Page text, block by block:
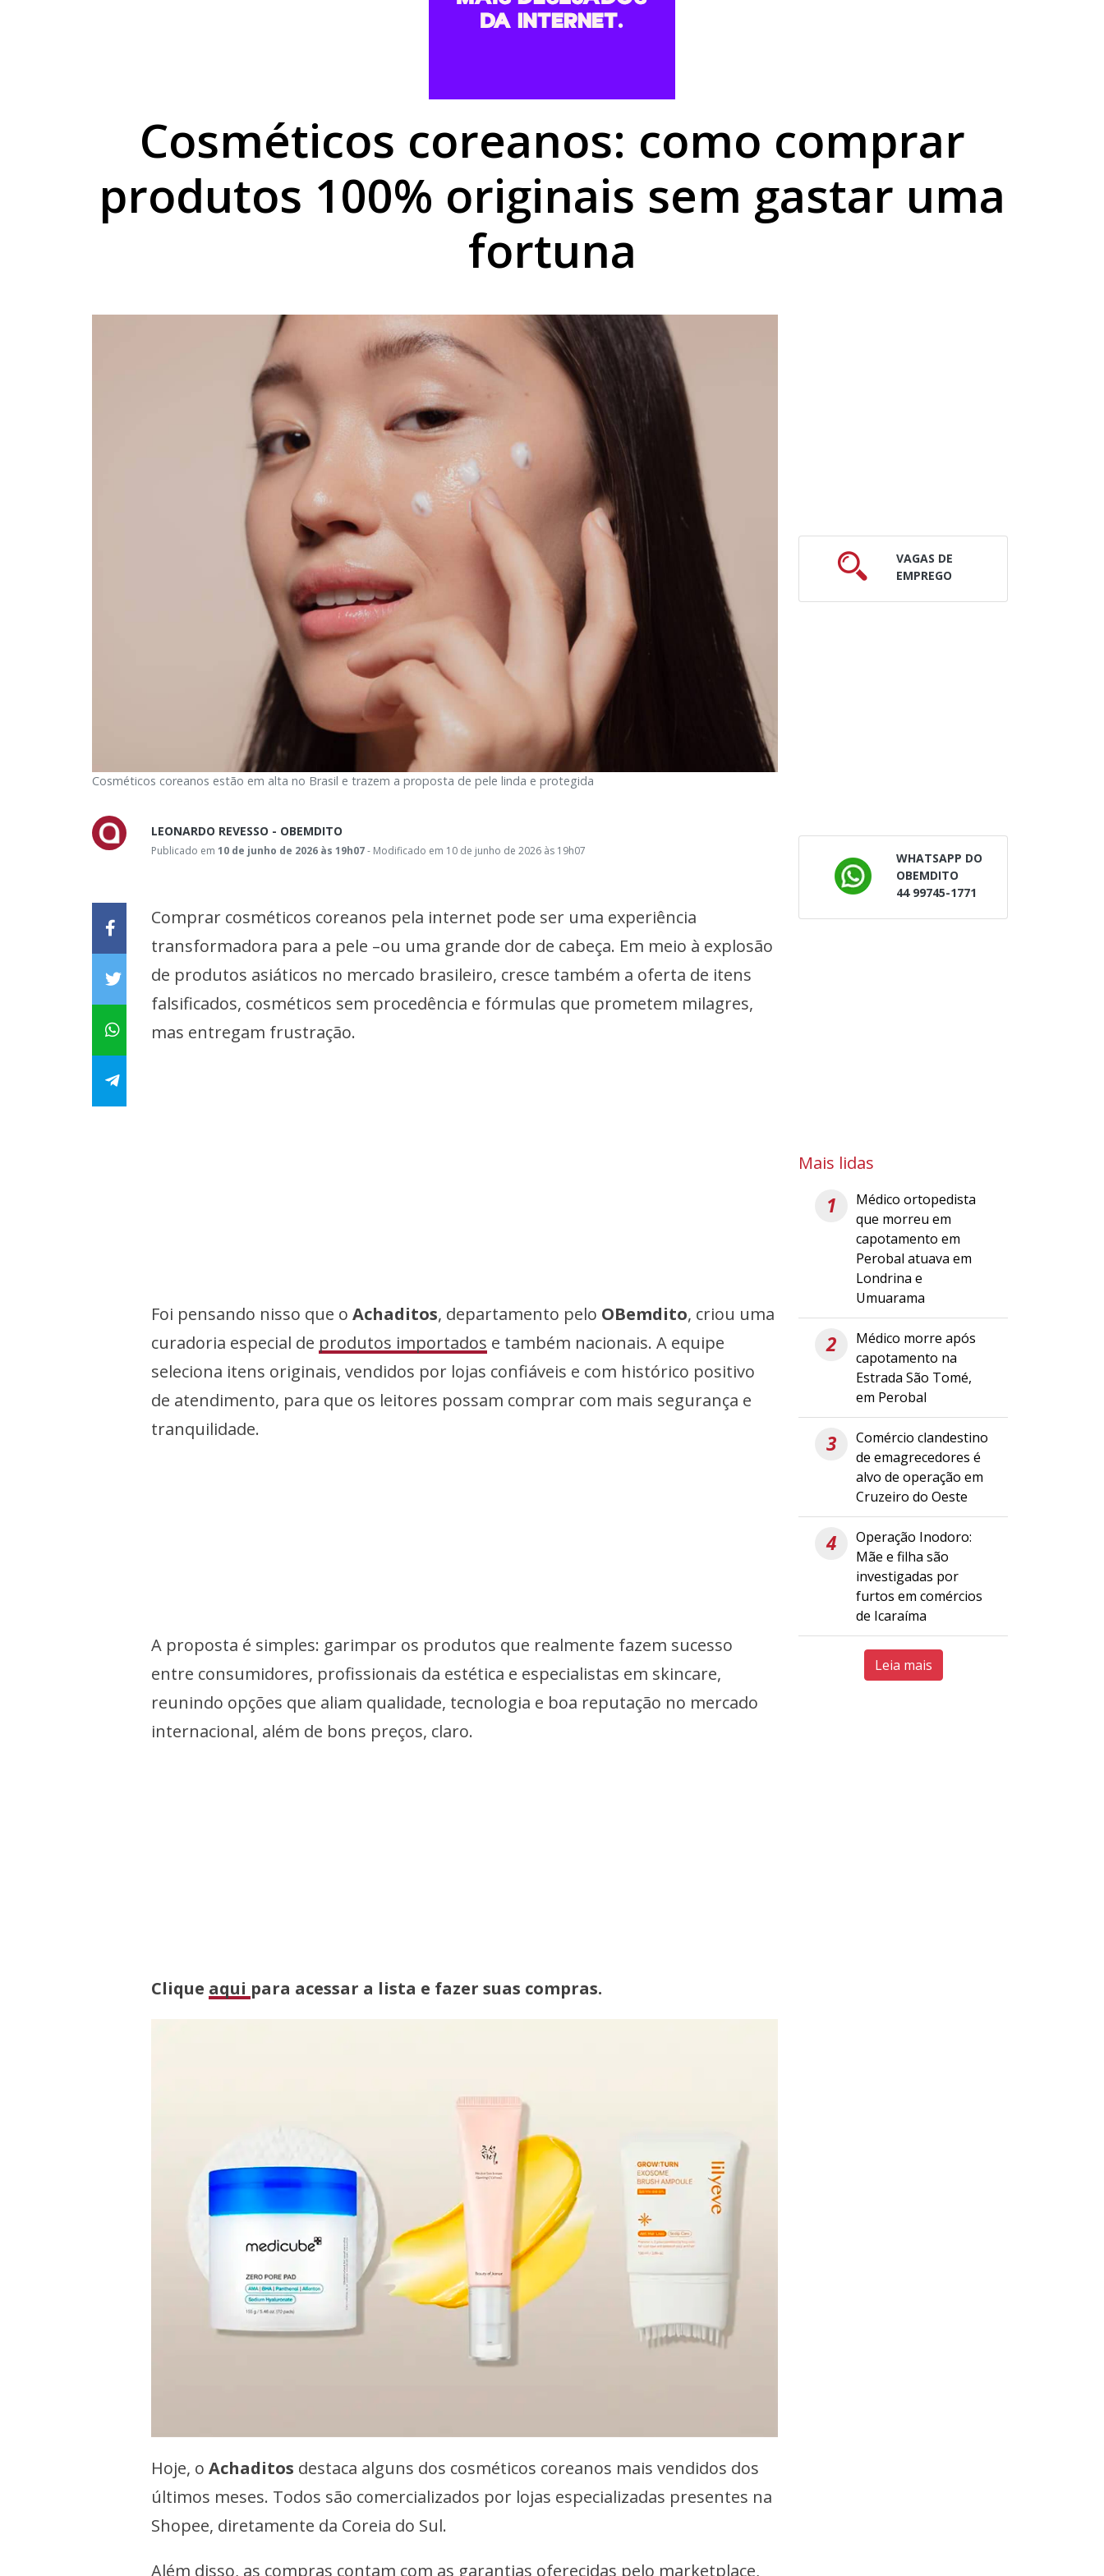
Velório e sepultamento do médico Jan Stegmann Filho serão realizados neste sábado em Londrina
Cosméticos coreanos: como comprar
produtos 100% originais sem gastar uma
fortuna
Cosméticos coreanos estão em alta no Brasil e trazem a proposta de pele linda e protegida
LEONARDO REVESSO - OBEMDITO
Publicado em10 de junho de 2026 às 19h07- Modificado em 10 de junho de 2026 às 19h07
Comprar cosméticos coreanos pela internet pode ser uma experiência
transformadora para a pele –ou uma grande dor de cabeça. Em meio à explosão
de produtos asiáticos no mercado brasileiro, cresce também a oferta de itens
falsificados, cosméticos sem procedência e fórmulas que prometem milagres,
mas entregam frustração.
Foi pensando nisso que oAchaditos, departamento pelo OBemdito, criou uma
curadoria especial de produtos importados e também nacionais. A equipe
seleciona itens originais, vendidos por lojas confiáveis e com histórico positivo
de atendimento, para que os leitores possam comprar com mais segurança e
tranquilidade.
A proposta é simples: garimpar os produtos que realmente fazem sucesso
entre consumidores, profissionais da estética e especialistas em skincare,
reunindo opções que aliam qualidade, tecnologia e boa reputação no mercado
internacional, além de bons preços, claro.
Clique aqui para acessar a lista e fazer suas compras.
Hoje, oAchaditos destaca alguns dos cosméticos coreanos mais vendidos dos
últimos meses. Todos são comercializados por lojas especializadas presentes na
Shopee, diretamente da Coreia do Sul.
Além disso, as compras contam com as garantias oferecidas pelo marketplace,
VAGAS DE
EMPREGO
WHATSAPP DO
OBEMDITO
44 99745-1771
Mais lidas
1
Médico ortopedista
que morreu em
capotamento em
Perobal atuava em
Londrina e
Umuarama
2
Médico morre após
capotamento na
Estrada São Tomé,
em Perobal
3
Comércio clandestino
de emagrecedores é
alvo de operação em
Cruzeiro do Oeste
4
Operação Inodoro:
Mãe e filha são
investigadas por
furtos em comércios
de Icaraíma
Leia mais